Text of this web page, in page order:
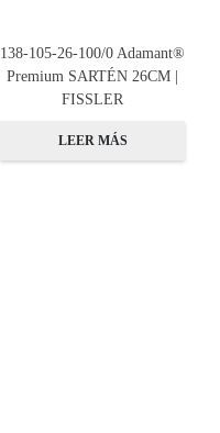
138-105-26-100/0 Adamant®
Premium SARTÉN 26CM |
FISSLER
LEER MÁS